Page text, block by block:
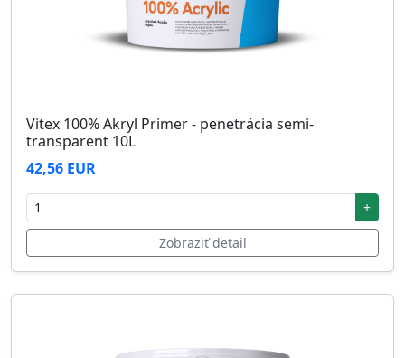
Vitex 100% Akryl Primer - penetrácia semi-
transparent 10L
42,56 EUR
+
Zobraziť detail